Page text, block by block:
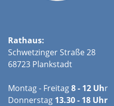
Rathaus:
Schwetzinger Straße 28
68723 Plankstadt
Montag - Freitag8 - 12 Uhr
Donnerstag 13.30 - 18 Uhr